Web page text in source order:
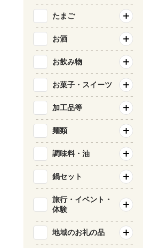
たまご
お酒
お飲み物
お菓子・スイーツ
加工品等
麺類
調味料・油
鍋セット
旅行・イベント・
体験
地域のお礼の品